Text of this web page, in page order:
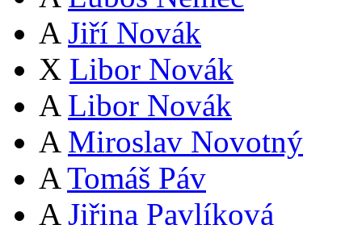
A Jiří Novák
X Libor Novák
A Libor Novák
A Miroslav Novotný
A Tomáš Páv
A Jiřina Pavlíková